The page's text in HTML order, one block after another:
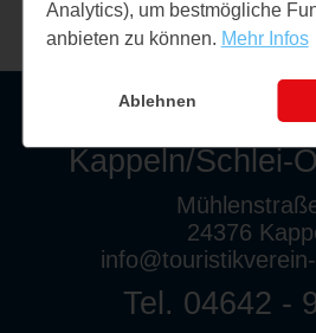
Kappeln/Schlei-
24376
Tel. 04642 -
Analytics), um bestmögliche
anbieten zu können. Mehr Infos
Ablehnen